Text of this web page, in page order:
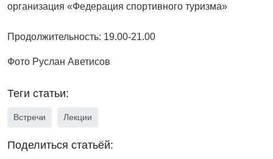
организация «Федерация спортивного туризма»
Продолжительность: 19.00-21.00
Фото Руслан Аветисов
Теги статьи:
Встречи Лекции
Поделиться статьёй: